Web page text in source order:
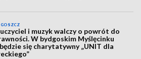
i muzyk walczy o powrót do
W bydgoskim Myślęcinku
się charytatywny „UNIT dla